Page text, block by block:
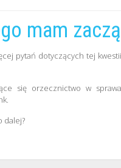
mam
pytań dotyczących tej
się orzecznictwo w
dalej?